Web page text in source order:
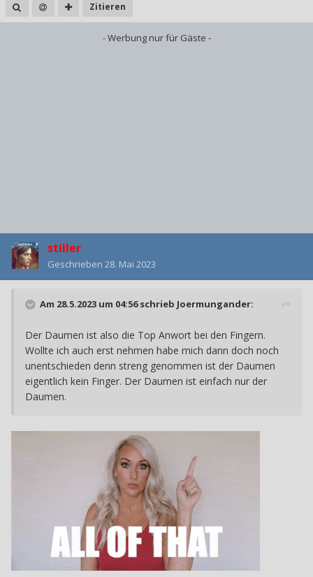
Zitieren
- Werbung nur für Gäste -
stiller
Geschrieben 28. Mai 2023
Am 28.5.2023 um 04:56 schrieb Joermungander:
Der Daumen ist also die Top Anwort bei den Fingern.
Wollte ich auch erst nehmen habe mich dann doch noch
unentschieden denn streng genommen ist der Daumen
eigentlich kein Finger. Der Daumen ist einfach nur der
Daumen.